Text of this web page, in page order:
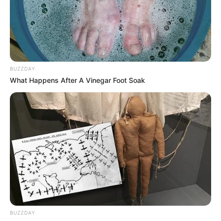
TEMAS RELACIONADOS
CRÉDITOS JÓVENES ICETEX
MANTÉNGASE EN ALERTA
Tenemos todas las noticias que le
interesan. Para estar bien informado, por
favor, active las notificaciones de Alerta.
ACTIVAR AHORA
BUZZDAY
What Happens After A Vinegar Foot Soak
BUZZDAY